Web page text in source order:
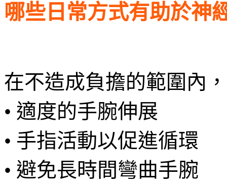
哪些日常方式有助於神
在不造成負擔的範圍內
• 適度的手腕伸展
• 手指活動以促進循環
• 避免長時間彎曲手腕